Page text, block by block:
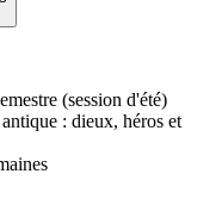
(session d'été)
: dieux, héros et